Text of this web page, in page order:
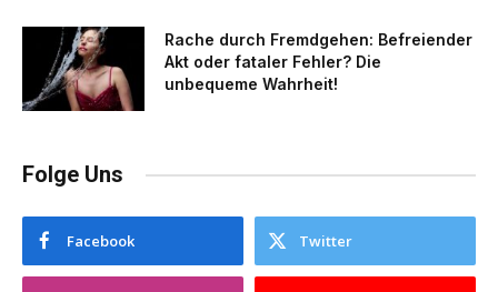
Rache durch Fremdgehen: Befreiender
Akt oder fataler Fehler? Die
unbequeme Wahrheit!
Folge Uns
Facebook Twitter